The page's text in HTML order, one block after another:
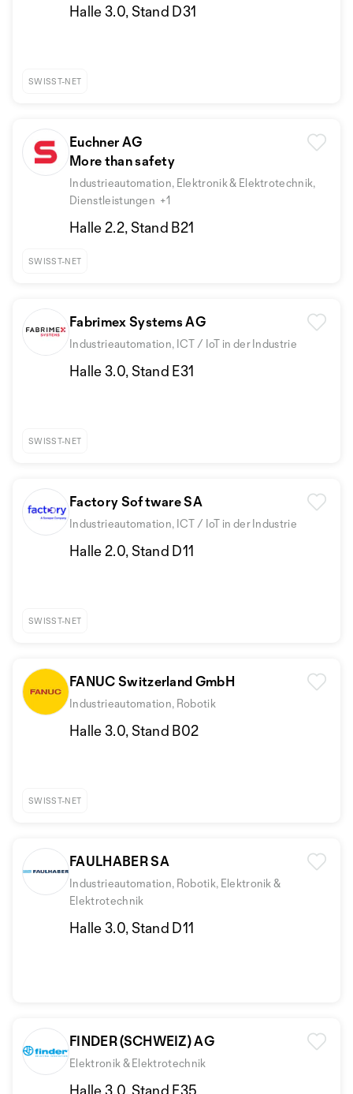
Halle 3.0, Stand D31
SWISST-NET
Euchner AG
More than safety
Industrieautomation, Elektronik & Elektrotechnik,
Dienstleistungen +1
Halle 2.2, Stand B21
SWISST-NET
Fabrimex Systems AG
Industrieautomation, ICT / IoT in der Industrie
Halle 3.0, Stand E31
SWISST-NET
Factory Software SA
Industrieautomation, ICT / IoT in der Industrie
Halle 2.0, Stand D11
SWISST-NET
FANUC Switzerland GmbH
Industrieautomation, Robotik
Halle 3.0, Stand B02
SWISST-NET
FAULHABER SA
Industrieautomation, Robotik, Elektronik &
Elektrotechnik
Halle 3.0, Stand D11
FINDER (SCHWEIZ) AG
Elektronik & Elektrotechnik
Halle 3.0, Stand F35